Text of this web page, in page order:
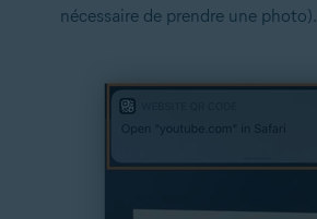
nécessaire de prendre une photo).